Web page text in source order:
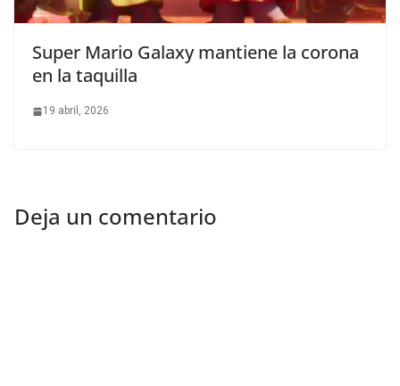
Super Mario Galaxy mantiene la corona
en la taquilla
19 abril, 2026
Deja un comentario